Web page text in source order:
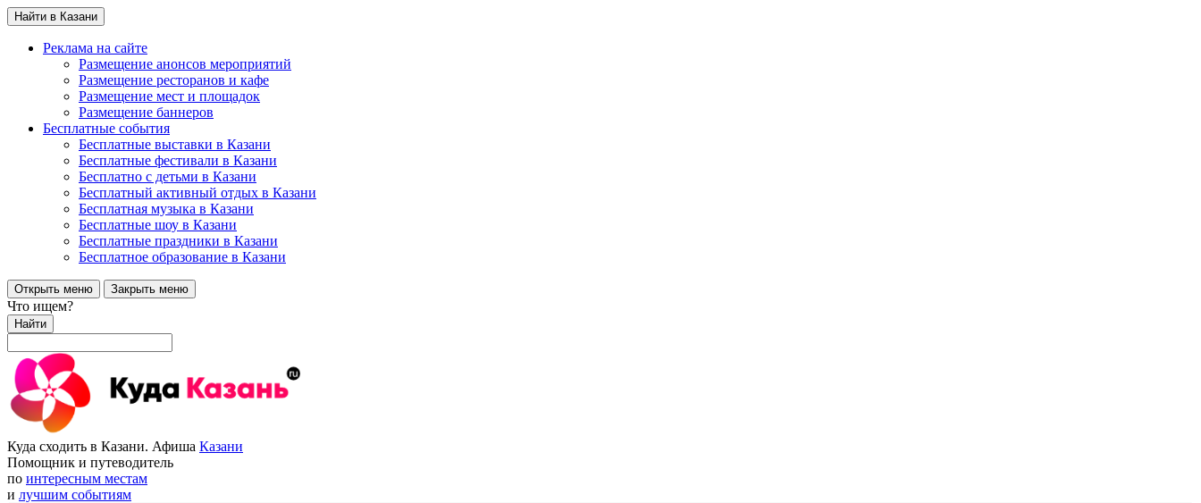
Найти в Казани
Реклама на сайте
Размещение анонсов мероприятий
Размещение ресторанов и кафе
Размещение мест и площадок
Размещение баннеров
Бесплатные события
Бесплатные выставки в Казани
Бесплатные фестивали в Казани
Бесплатно с детьми в Казани
Бесплатный активный отдых в Казани
Бесплатная музыка в Казани
Бесплатные шоу в Казани
Бесплатные праздники в Казани
Бесплатное образование в Казани
Открыть меню Закрыть меню
Что ищем?
Найти
Куда сходить в Казани. Афиша Казани
Помощник и путеводитель
по интересным местам
и лучшим событиям